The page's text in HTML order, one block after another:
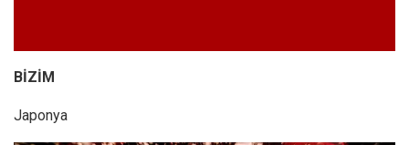
BİZİM
Japonya